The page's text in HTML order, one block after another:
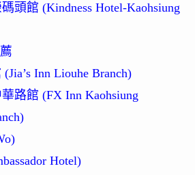
頭館 (Kindness Hotel-Kaohsiung
Inn Liouhe Branch)
路館 (FX Inn Kaohsiung
Hotel)